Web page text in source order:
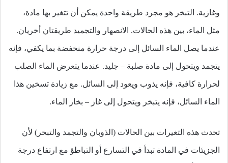
وغازية. التبخر هو مجرد طريقة واحدة يمكن أن تتغير بها مادة،
مثل الماء، بين هذه الحالات. الانصهار والتجميد طريقتان أخريان.
عندما يصل الماء السائل إلى درجة حرارة منخفضة بما يكفي، فإنه
يتجمد ويتحول إلى مادة صلبة – جليد. عندما يتعرض الماء الصلب
لحرارة كافية، فإنه يذوب ويعود إلى السائل. مع زيادة تسخين هذا
الماء السائل، فإنه يتبخر ويتحول إلى غاز – بخار الماء.
تحدث هذه التغيرات بين الحالات (الذوبان والتجمد والتبخر) لأن
الجزيئات في المادة تبدأ في التسارع أو التباطؤ مع ارتفاع درجة